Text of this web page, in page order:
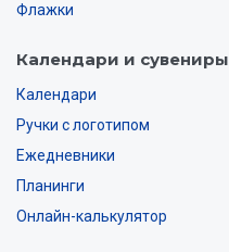
Флажки
Календари и сувениры
Календари
Ручки с логотипом
Ежедневники
Планинги
Онлайн-калькулятор